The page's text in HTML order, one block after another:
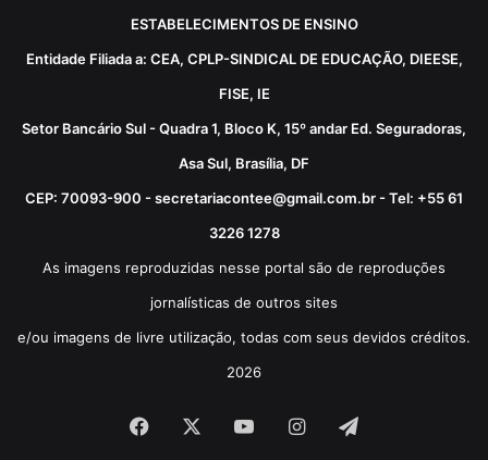
ESTABELECIMENTOS DE ENSINO
Entidade Filiada a: CEA, CPLP-SINDICAL DE EDUCAÇÃO, DIEESE,
FISE, IE
Setor Bancário Sul - Quadra 1, Bloco K, 15º andar Ed. Seguradoras,
Asa Sul, Brasília, DF
CEP: 70093-900 - secretariacontee@gmail.com.br - Tel: +55 61
3226 1278
As imagens reproduzidas nesse portal são de reproduções
jornalísticas de outros sites
e/ou imagens de livre utilização, todas com seus devidos créditos.
2026
Facebook YouTubeInstagram